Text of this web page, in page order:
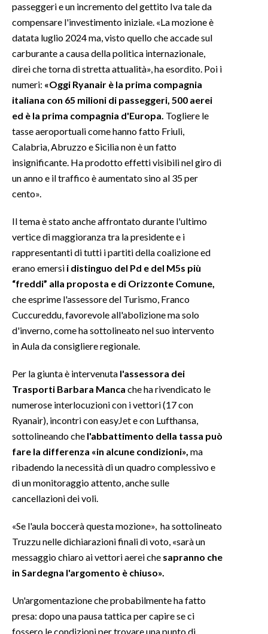
passeggeri e un incremento del gettito Iva tale da
compensare l'investimento iniziale. «La mozione è
datata luglio 2024 ma, visto quello che accade sul
carburante a causa della politica internazionale,
direi che torna di stretta attualità», ha esordito. Poi i
numeri: «Oggi Ryanair è la prima compagnia
italiana con 65 milioni di passeggeri, 500 aerei
ed è la prima compagnia d'Europa. Togliere le
tasse aeroportuali come hanno fatto Friuli,
Calabria, Abruzzo e Sicilia non è un fatto
insignificante. Ha prodotto effetti visibili nel giro di
un anno e il traffico è aumentato sino al 35 per
cento».
Il tema è stato anche affrontato durante l'ultimo
vertice di maggioranza tra la presidente e i
rappresentanti di tutti i partiti della coalizione ed
erano emersi i distinguo del Pd e del M5s più
“freddi” alla proposta e di Orizzonte Comune,
che esprime l'assessore del Turismo, Franco
Cuccureddu, favorevole all'abolizione ma solo
d'inverno, come ha sottolineato nel suo intervento
in Aula da consigliere regionale.
Per la giunta è intervenuta l'assessora dei
Trasporti Barbara Manca che ha rivendicato le
numerose interlocuzioni con i vettori (17 con
Ryanair), incontri con easyJet e con Lufthansa,
sottolineando che l'abbattimento della tassa può
fare la differenza «in alcune condizioni», ma
ribadendo la necessità di un quadro complessivo e
di un monitoraggio attento, anche sulle
cancellazioni dei voli.
«Se l'aula boccerà questa mozione», ha sottolineato
Truzzu nelle dichiarazioni finali di voto, «sarà un
messaggio chiaro ai vettori aerei che sapranno che
in Sardegna l'argomento è chiuso».
Un'argomentazione che probabilmente ha fatto
presa: dopo una pausa tattica per capire se ci
fossero le condizioni per trovare una punto di